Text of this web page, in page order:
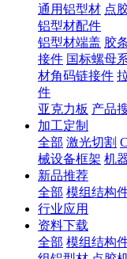
通用铝型材 点
铝型材配件
铝型材端盖 胶
接件 国标螺母
材角码链接件
件
亚克力板 产品
加工定制
全部 激光切割
械设备框架 机
新品推荐
全部 模组结构
行业应用
资料下载
全部 模组结构